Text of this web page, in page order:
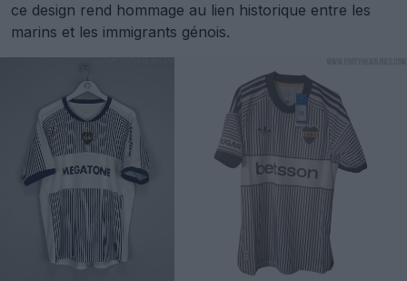
ce design rend hommage au lien historique entre les
marins et les immigrants génois.